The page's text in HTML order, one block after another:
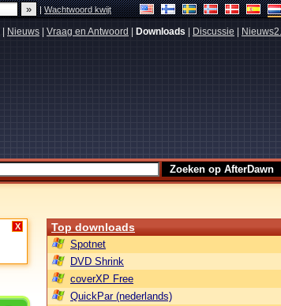
|Wachtwoord kwijt
Nieuws Vraag en Antwoord Downloads Discussie
X Top downloads
Spotnet
DVD Shrink
coverXP Free
QuickPar (nederlands)